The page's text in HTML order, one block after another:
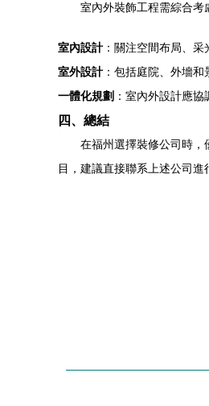
室內外裝飾工程需綜合考
室內設計：關注空間布局、采
室外設計：包括庭院、外墻和
一體化規劃 ：室內外設計應
四、總結
在福州選擇裝修公司時
目，建議直接聯系上述公司進